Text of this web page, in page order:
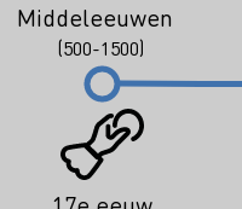
Middeleeuwen
(500-1500)